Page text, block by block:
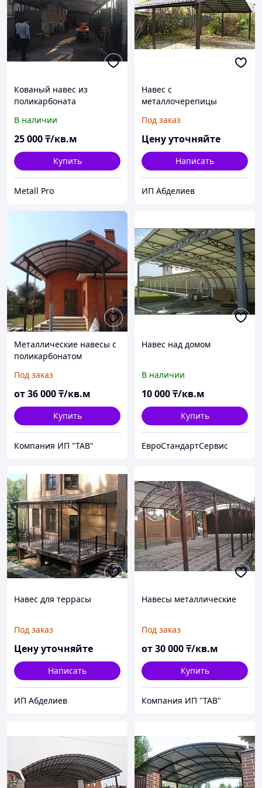
Кованый навес из
поликарбоната
В наличии
25 000₸/кв.м
Купить
Metall Pro
Навес с
металлочерепицы
Под заказ
Цену уточняйте
Написать
ИП Абделиев
Металлические навесы с
поликарбонатом
Под заказ
от36 000₸/кв.м
Купить
Компания ИП "ТАВ"
Навес над домом
В наличии
10 000₸/кв.м
Купить
ЕвроСтандартСервис
Навес для террасы
Под заказ
Цену уточняйте
Написать
ИП Абделиев
Навесы металлические
Под заказ
от30 000₸/кв.м
Купить
Компания ИП "ТАВ"